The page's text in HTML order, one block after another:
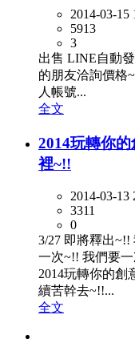
2014-03-15
5913
3
出售 LINE自動
的朋友洽詢價格
人帳號...
全文
2014玩轉你
裡~!!
2014-03-13
3311
0
3/27 即將釋出
一次~!! 我們要
2014玩轉你的創
續苦幹去~!!...
全文